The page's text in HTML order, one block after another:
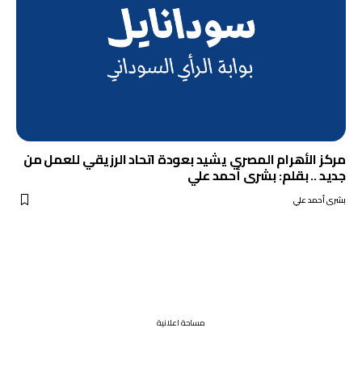
مركز الأهرام المصري يشيد بعودة اتحاد الرزيقي للعمل من
جديد .. بقلم: بشرى أحمد علي
بشرى أحمد علي
مساحة اعلانية